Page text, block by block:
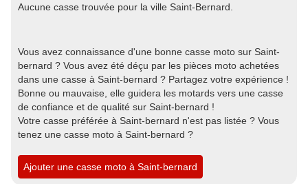
Aucune casse trouvée pour la ville Saint-Bernard.
Vous avez connaissance d'une bonne casse moto sur Saint-
bernard ? Vous avez été déçu par les pièces moto achetées
dans une casse à Saint-bernard ? Partagez votre expérience !
Bonne ou mauvaise, elle guidera les motards vers une casse
de confiance et de qualité sur Saint-bernard !
Votre casse préférée à Saint-bernard n'est pas listée ? Vous
tenez une casse moto à Saint-bernard ?
Ajouter une casse moto à Saint-bernard